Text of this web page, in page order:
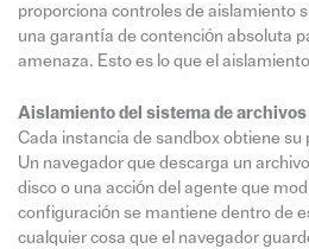
proporciona controles de aislamiento
una garantía de contención absoluta
amenaza. Esto es lo que el
Aislamiento del sistema de archivos
Cada instancia de sandbox obtiene
Un navegador que descarga un
disco o una acción del agente que
configuración se mantiene dentro de
cualquier cosa que el navegador